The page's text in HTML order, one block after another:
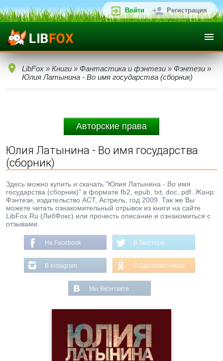
Войти Регистрация
LibFox » Книги » Фантастика и фэнтези » Фэнтези »
Юлия Латынина - Во имя государства (сборник)
Авторские права
Юлия Латынина - Во имя государства
(сборник)
Здесь можно купить и скачать "Юлия Латынина - Во имя
государства (сборник)" в формате fb2, epub, txt, doc, pdf. Жанр:
Фэнтези, издательство АСТ, Астрель, год 2009. Так же Вы
можете читать ознакомительный отрывок из книги на сайте
LibFox.Ru (ЛибФокс) или прочесть описание и ознакомиться с
отзывами.
На Facebook В Твиттере
В Instagram В Одноклассниках
Мы Вконтакте